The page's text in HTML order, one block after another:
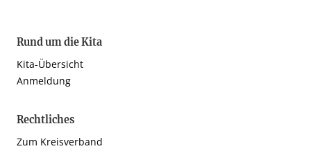
Rund um die Kita
Kita-Übersicht
Anmeldung
Rechtliches
Zum Kreisverband